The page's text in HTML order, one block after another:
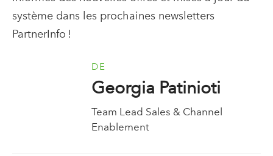
système dans les prochaines newsletters
PartnerInfo !
DE
Georgia Patinioti
Team Lead Sales & Channel
Enablement